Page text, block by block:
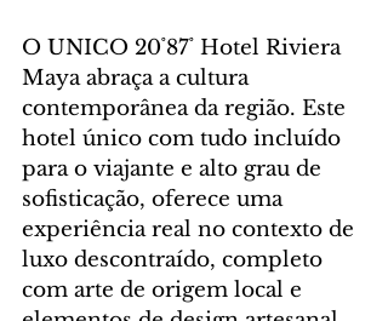
O UNICO 20˚87˚ Hotel Riviera
Maya abraça a cultura
contemporânea da região. Este
hotel único com tudo incluído
para o viajante e alto grau de
sofisticação, oferece uma
experiência real no contexto de
luxo descontraído, completo
com arte de origem local e